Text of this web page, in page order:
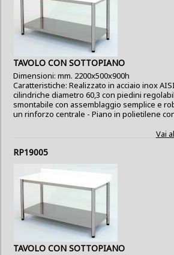
TAVOLO CON SOTTOPIANO
Dimensioni: mm. 2200x500x900h
Caratteristiche: Realizzato in acciaio inox
cilindriche diametro 60,3 con piedini
smontabile con assemblaggio semplice e
un rinforzo centrale - Piano in polietilene
Vai
RP19005
TAVOLO CON SOTTOPIANO